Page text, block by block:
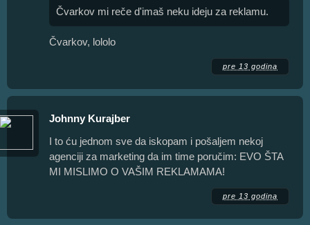
Čvarkov mi reče d'imaš neku ideju za reklamu.
Čvarkov, lololo
pre 13 godina
Johnny Kurajber
I to ću jednom sve da iskopam i pošaljem nekoj
agenciji za marketing da im time poručim: EVO ŠTA
MI MISLIMO O VAŠIM REKLAMAMA!
pre 13 godina